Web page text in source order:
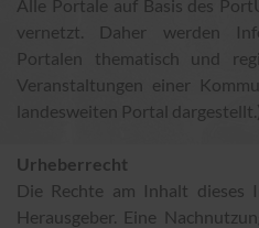
Alle Portale auf Basis des
vernetzt. Daher werden
Portalen thematisch und
Veranstaltungen einer
landesweiten Portal dargestellt.)
Urheberrecht
Die Rechte am Inhalt dieses
Herausgeber. Eine